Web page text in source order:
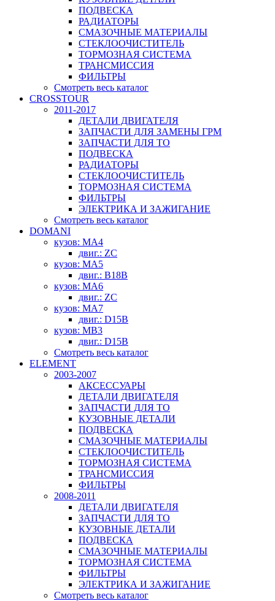
ПОДВЕСКА
РАДИАТОРЫ
СМАЗОЧНЫЕ МАТЕРИАЛЫ
СТЕКЛООЧИСТИТЕЛЬ
ТОРМОЗНАЯ СИСТЕМА
ТРАНСМИССИЯ
ФИЛЬТРЫ
Смотреть весь каталог
CROSSTOUR
2011-2017
ДЕТАЛИ ДВИГАТЕЛЯ
ЗАПЧАСТИ ДЛЯ ЗАМЕНЫ ГРМ
ЗАПЧАСТИ ДЛЯ ТО
ПОДВЕСКА
РАДИАТОРЫ
СТЕКЛООЧИСТИТЕЛЬ
ТОРМОЗНАЯ СИСТЕМА
ФИЛЬТРЫ
ЭЛЕКТРИКА И ЗАЖИГАНИЕ
Смотреть весь каталог
DOMANI
кузов: MA4
двиг.: ZC
кузов: MA5
двиг.: B18B
кузов: MA6
двиг.: ZC
кузов: MA7
двиг.: D15B
кузов: MB3
двиг.: D15B
Смотреть весь каталог
ELEMENT
2003-2007
АКСЕССУАРЫ
ДЕТАЛИ ДВИГАТЕЛЯ
ЗАПЧАСТИ ДЛЯ ТО
КУЗОВНЫЕ ДЕТАЛИ
ПОДВЕСКА
СМАЗОЧНЫЕ МАТЕРИАЛЫ
СТЕКЛООЧИСТИТЕЛЬ
ТОРМОЗНАЯ СИСТЕМА
ТРАНСМИССИЯ
ФИЛЬТРЫ
2008-2011
ДЕТАЛИ ДВИГАТЕЛЯ
ЗАПЧАСТИ ДЛЯ ТО
КУЗОВНЫЕ ДЕТАЛИ
ПОДВЕСКА
СМАЗОЧНЫЕ МАТЕРИАЛЫ
ТОРМОЗНАЯ СИСТЕМА
ФИЛЬТРЫ
ЭЛЕКТРИКА И ЗАЖИГАНИЕ
Смотреть весь каталог